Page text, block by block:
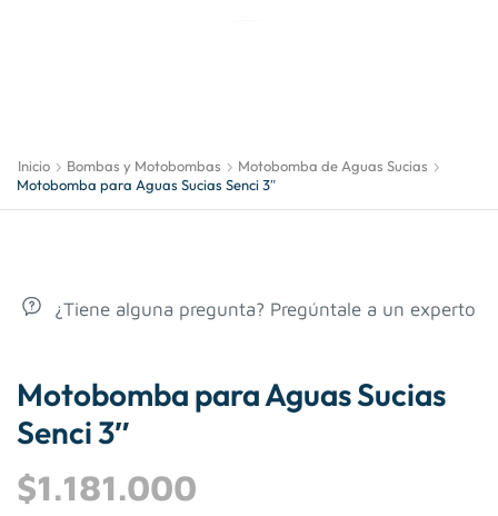
Inicio Bombas y Motobombas
Motobomba de Aguas Sucias
Motobomba para Aguas Sucias Senci 3″
¿Tiene alguna pregunta? Pregúntale a un experto
Motobomba para Aguas Sucias
Senci 3″
$1.181.000